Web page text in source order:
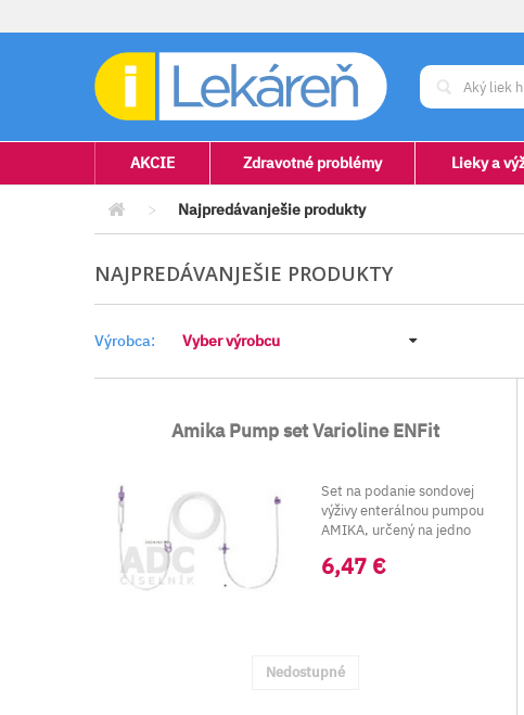
AKCIE Zdravotné problémy Lieky a
> Najpredávanješie produkty
NAJPREDÁVANJEŠIE PRODUKTY
Výrobca: Vyber výrobcu
Amika Pump set Varioline ENFit
Set na podanie sondovej
výživy enterálnou pumpou
AMIKA, určený na jedno
6,47 €
Nedostupné